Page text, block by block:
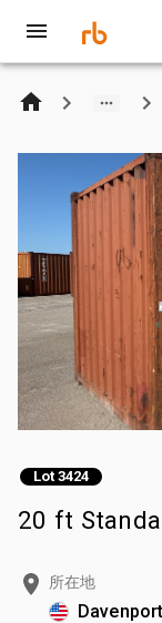
Lot 3424
20 ft
所在地